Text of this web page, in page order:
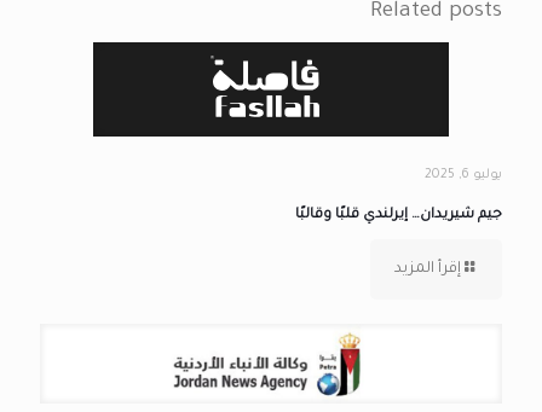
Related posts
يوليو 6, 2025
جيم شيريدان… إيرلندي قلبًا وقالبًا
إقرأ المزيد